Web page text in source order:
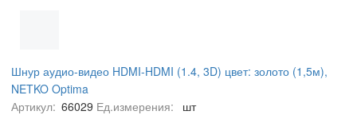
Шнур аудио-видео HDMI-HDMI (1.4, 3D) цвет: золото (1,5м),
NETKO Optima
Артикул: 66029 Ед.измерения:
шт